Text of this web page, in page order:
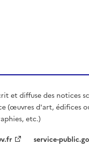
et diffuse des notices
(œuvres d'art, édifices
etc.)
service-